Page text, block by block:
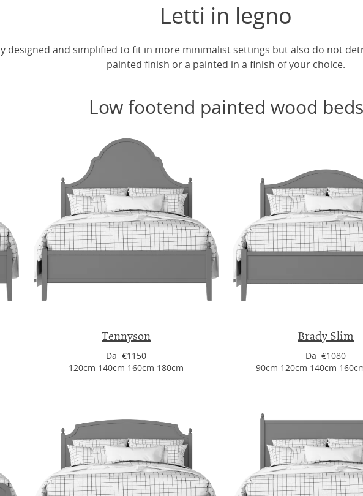
Letti in legno
designed and simplified to fit in more minimalist settings but also do not
painted finish or a painted in a finish of your choice.
Low footend painted wood beds
Tennyson
Da €1150
120cm 140cm 160cm 180cm
Brady Slim
Da €1080
90cm 120cm 140cm